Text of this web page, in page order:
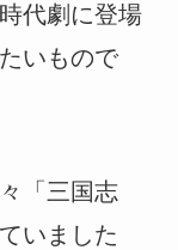
代劇に登場
いもので
「三国志
いました